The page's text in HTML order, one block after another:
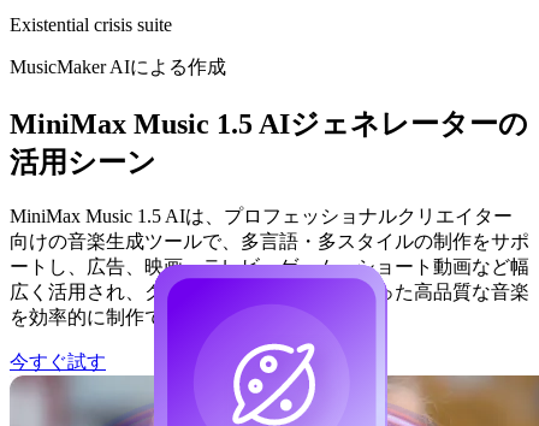
Existential crisis suite
MusicMaker AIによる作成
MiniMax Music 1.5 AIジェネレーターの
活用シーン
MiniMax Music 1.5 AIは、プロフェッショナルクリエイター
向けの音楽生成ツールで、多言語・多スタイルの制作をサポ
ートし、広告、映画・テレビ、ゲーム、ショート動画など幅
広く活用され、クリエイターが雰囲気に合った高品質な音楽
を効率的に制作できます。
今すぐ試す